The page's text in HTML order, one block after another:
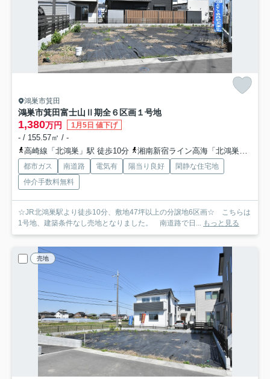
鴻巣市箕田
鴻巣市箕田富士山Ⅱ期全６区画１号地
1,380万円 1月5日 値下げ
- / 155.57㎡ / -
高崎線「北鴻巣」駅 徒歩10分
湘南新宿ライン高海「北鴻巣」駅 徒歩10分
都市ガス 南道路 電気有 陽当り良好
閑静な住宅地
仲介手数料無料
☆JR北鴻巣駅より徒歩10分、敷地47坪以上の分譲地6区画☆ こちらは
1号地、建築条件なし売地となりました。 南道路で日... もっと見る
売地